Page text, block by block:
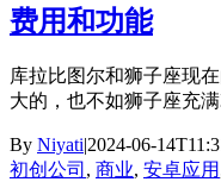
费用和功能
库拉比图尔和狮子座现
大的，也不如狮子座充满
By Niyati|2024-06-
初创公司 , 商业, 安卓应用